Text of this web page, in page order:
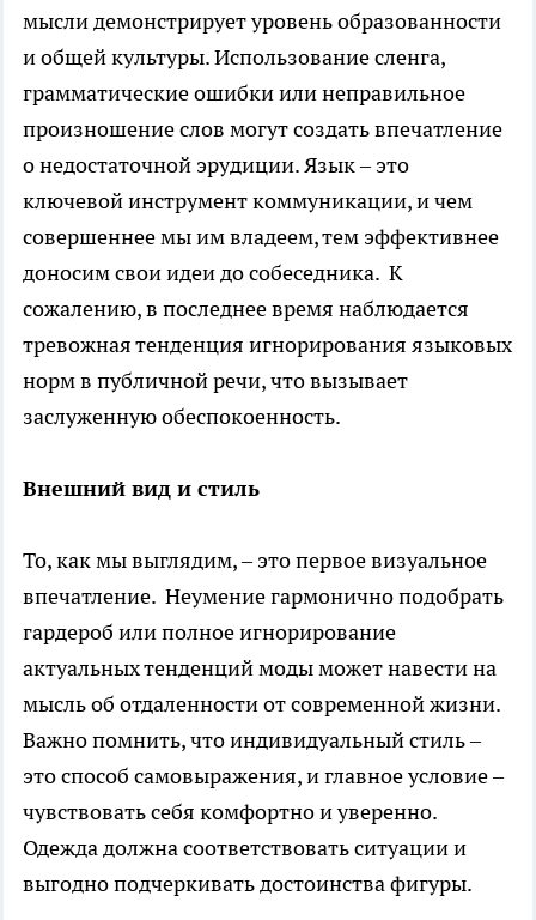
мысли демонстрирует уровень образованности
и общей культуры. Использование сленга,
грамматические ошибки или неправильное
произношение слов могут создать впечатление
о недостаточной эрудиции. Язык – это
ключевой инструмент коммуникации, и чем
совершеннее мы им владеем, тем эффективнее
доносим свои идеи до собеседника. К
сожалению, в последнее время наблюдается
тревожная тенденция игнорирования языковых
норм в публичной речи, что вызывает
заслуженную обеспокоенность.
Внешний вид и стиль
То, как мы выглядим, – это первое визуальное
впечатление. Неумение гармонично подобрать
гардероб или полное игнорирование
актуальных тенденций моды может навести на
мысль об отдаленности от современной жизни.
Важно помнить, что индивидуальный стиль –
это способ самовыражения, и главное условие –
чувствовать себя комфортно и уверенно.
Одежда должна соответствовать ситуации и
выгодно подчеркивать достоинства фигуры.